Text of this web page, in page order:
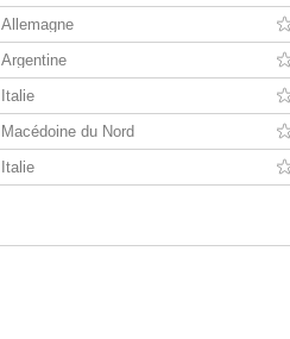
Allemagne
Argentine
Italie
Macédoine du Nord
Italie